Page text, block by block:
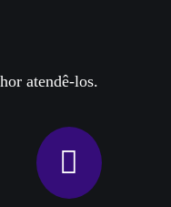
atendê-los.